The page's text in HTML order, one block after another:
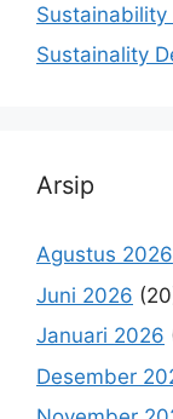
Sustainability
Sustainality
Arsip
Agustus 2026
Juni 2026
Januari 2026
Desember